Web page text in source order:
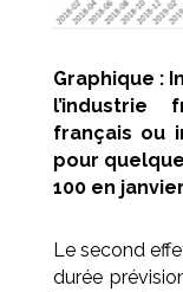
Graphique :
l’industrie
français ou
pour
100 en
Le second
durée